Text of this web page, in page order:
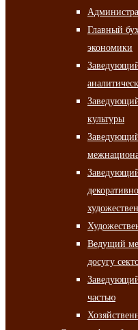
Главный
экономики
культуры
Ведущий
досугу
частью